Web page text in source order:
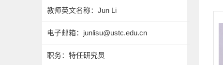
教师英文名称：Jun Li
电子邮箱： junlisu@ustc.edu.cn
职务：特任研究员